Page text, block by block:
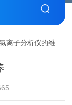
子分析仪的维护保养